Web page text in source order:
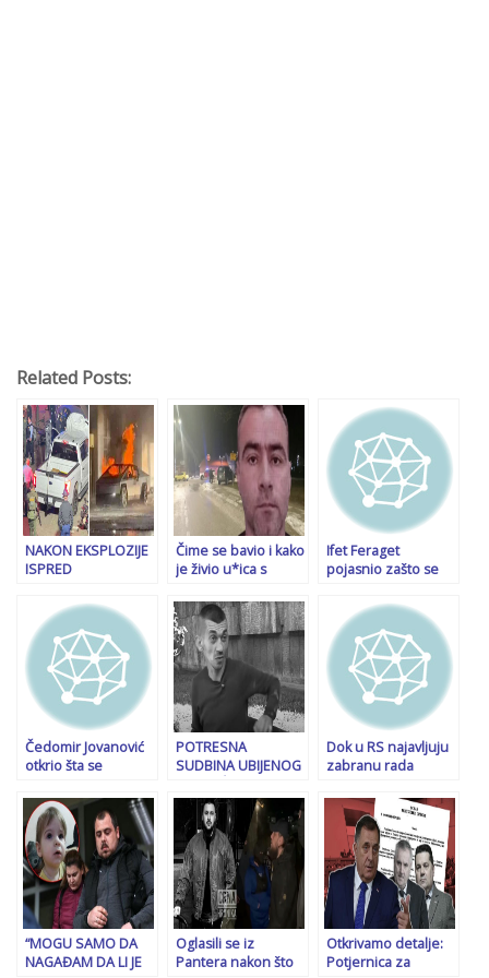
Related Posts:
NAKON EKSPLOZIJE
ISPRED
HOTELA: Vlasti
istražuju moguću
vezu sa napadom u
New Orleansu…
Čime se bavio i kako
je živio u*ica s
izvršio na pet
lokacija
Ifet Feraget
pojasnio zašto se
protiv Dalide
Burzić… Ali istraga
ubistva i dalje traje
Čedomir Jovanović
otkrio šta se
večeri kad su ga
napali (VIDEO)
POTRESNA
SUDBINA UBIJENOG
SULJAGIĆA: Roditelji
su mu poginuli u
masakru na
Markalama, ulica je
godinama bila
njegov jedini
“dom”…
Dok u RS najavljuju
zabranu rada
SIPA uhapsila
SNSD-ovce zbog
prijetnji sutkinji
“MOGU SAMO DA
NAGAĐAM DA LI JE
Oglasili se iz
Pantera nakon što
Otkrivamo detalje:
Potjernica za